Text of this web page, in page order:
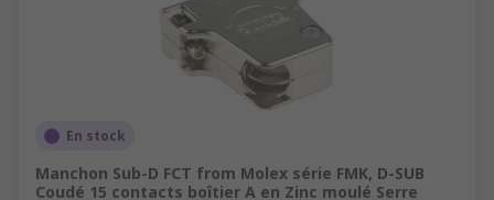
En stock
Manchon Sub-D FCT from Molex série FMK, D-SUB
Coudé 15 contacts boîtier A en Zinc moulé Serre